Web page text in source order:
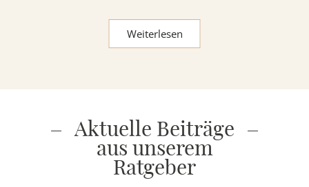
Weiterlesen
Aktuelle Beiträge
aus unserem
Ratgeber